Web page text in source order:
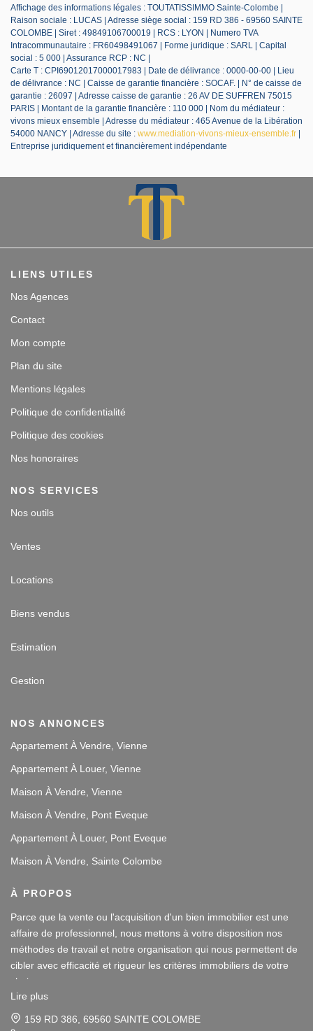
Affichage des informations légales : TOUTATISSIMMO Sainte-Colombe |
Raison sociale : LUCAS | Adresse siège social : 159 RD 386 - 69560 SAINTE
COLOMBE | Siret : 49849106700019 | RCS : LYON | Numero TVA
Intracommunautaire : FR60498491067 | Forme juridique : SARL | Capital
social : 5 000 | Assurance RCP : NC |
Carte T : CPI69012017000017983 | Date de délivrance : 0000-00-00 | Lieu
de délivrance : NC | Caisse de garantie financière : SOCAF. | N° de caisse de
garantie : 26097 | Adresse caisse de garantie : 26 AV DE SUFFREN 75015
PARIS | Montant de la garantie financière : 110 000 | Nom du médiateur :
vivons mieux ensemble | Adresse du médiateur : 465 Avenue de la Libération
54000 NANCY | Adresse du site : www.mediation-vivons-mieux-ensemble.fr
Entreprise juridiquement et financièrement indépendante
LIENS UTILES
Nos Agences
Contact
Mon compte
Plan du site
Mentions légales
Politique de confidentialité
Politique des cookies
Nos honoraires
NOS SERVICES
Nos outils
Ventes
Locations
Biens vendus
Estimation
Gestion
NOS ANNONCES
Appartement À Vendre, Vienne
Appartement À Louer, Vienne
Maison À Vendre, Vienne
Maison À Vendre, Pont Eveque
Appartement À Louer, Pont Eveque
Maison À Vendre, Sainte Colombe
À PROPOS
Parce que la vente ou l'acquisition d'un bien immobilier est une
affaire de professionnel, nous mettons à votre disposition nos
méthodes de travail et notre organisation qui nous permettent de
cibler avec efficacité et rigueur les critères immobiliers de votre
choix.
Notre disponibilité et notre écoute au sein de nos agences
Lire plus
159 RD 386, 69560 SAINTE COLOMBE